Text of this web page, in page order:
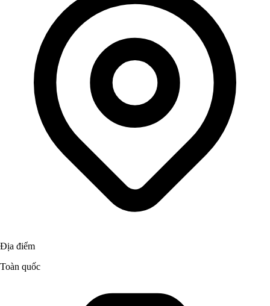
Địa điểm
Toàn quốc